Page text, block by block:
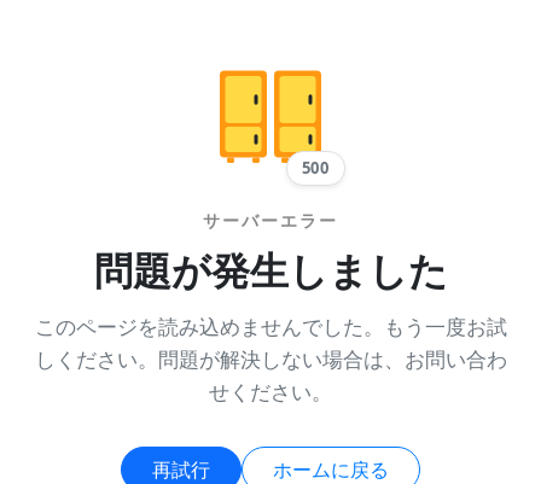
500
サーバーエラー
問題が発生しました
このページを読み込めませんでした。もう一度お試
しください。問題が解決しない場合は、お問い合わ
せください。
再試行 ホームに戻る